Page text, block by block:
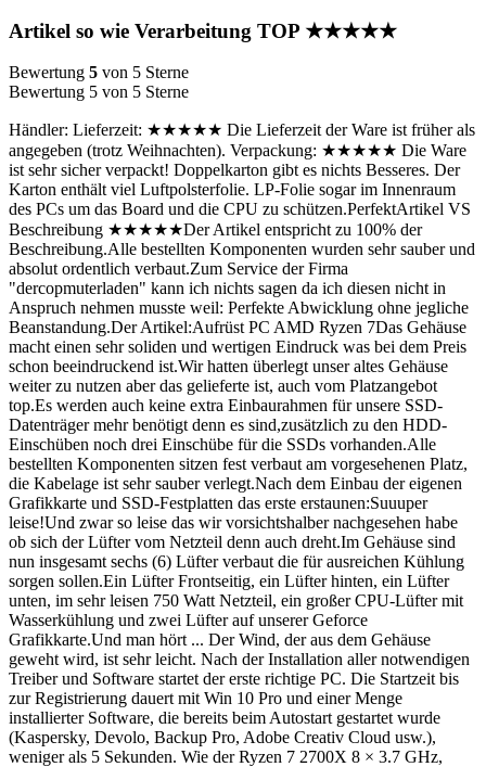
Artikel so wie Verarbeitung TOP ★★★★★
Bewertung 5 von 5 Sterne
Bewertung 5 von 5 Sterne
Händler: Lieferzeit: ★★★★★ Die Lieferzeit der Ware ist früher als
angegeben (trotz Weihnachten). Verpackung: ★★★★★ Die Ware
ist sehr sicher verpackt! Doppelkarton gibt es nichts Besseres. Der
Karton enthält viel Luftpolsterfolie. LP-Folie sogar im Innenraum
des PCs um das Board und die CPU zu schützen.PerfektArtikel VS
Beschreibung ★★★★★Der Artikel entspricht zu 100% der
Beschreibung.Alle bestellten Komponenten wurden sehr sauber und
absolut ordentlich verbaut.Zum Service der Firma
"dercopmuterladen" kann ich nichts sagen da ich diesen nicht in
Anspruch nehmen musste weil: Perfekte Abwicklung ohne jegliche
Beanstandung.Der Artikel:Aufrüst PC AMD Ryzen 7Das Gehäuse
macht einen sehr soliden und wertigen Eindruck was bei dem Preis
schon beeindruckend ist.Wir hatten überlegt unser altes Gehäuse
weiter zu nutzen aber das gelieferte ist, auch vom Platzangebot
top.Es werden auch keine extra Einbaurahmen für unsere SSD-
Datenträger mehr benötigt denn es sind,zusätzlich zu den HDD-
Einschüben noch drei Einschübe für die SSDs vorhanden.Alle
bestellten Komponenten sitzen fest verbaut am vorgesehenen Platz,
die Kabelage ist sehr sauber verlegt.Nach dem Einbau der eigenen
Grafikkarte und SSD-Festplatten das erste erstaunen:Suuuper
leise!Und zwar so leise das wir vorsichtshalber nachgesehen habe
ob sich der Lüfter vom Netzteil denn auch dreht.Im Gehäuse sind
nun insgesamt sechs (6) Lüfter verbaut die für ausreichen Kühlung
sorgen sollen.Ein Lüfter Frontseitig, ein Lüfter hinten, ein Lüfter
unten, im sehr leisen 750 Watt Netzteil, ein großer CPU-Lüfter mit
Wasserkühlung und zwei Lüfter auf unserer Geforce
Grafikkarte.Und man hört ... Der Wind, der aus dem Gehäuse
geweht wird, ist sehr leicht. Nach der Installation aller notwendigen
Treiber und Software startet der erste richtige PC. Die Startzeit bis
zur Registrierung dauert mit Win 10 Pro und einer Menge
installierter Software, die bereits beim Autostart gestartet wurde
(Kaspersky, Devolo, Backup Pro, Adobe Creativ Cloud usw.),
weniger als 5 Sekunden. Wie der Ryzen 7 2700X 8 × 3.7 GHz,